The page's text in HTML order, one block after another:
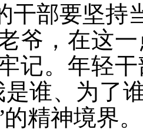
干部要坚持
爷，在这
记。年轻
是谁、为了
精神境界。